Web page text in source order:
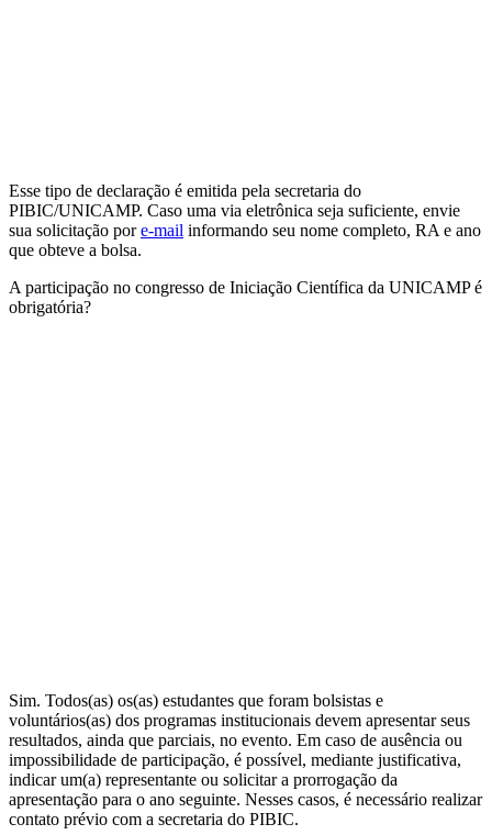
Esse tipo de declaração é emitida pela secretaria do
PIBIC/UNICAMP. Caso uma via eletrônica seja suficiente, envie
sua solicitação pore-mail informando seu nome completo, RA e ano
que obteve a bolsa.
A participação no congresso de Iniciação Científica da UNICAMP é
obrigatória?
Sim. Todos(as) os(as) estudantes que foram bolsistas e
voluntários(as) dos programas institucionais devem apresentar seus
resultados, ainda que parciais, no evento. Em caso de ausência ou
impossibilidade de participação, é possível, mediante justificativa,
indicar um(a) representante ou solicitar a prorrogação da
apresentação para o ano seguinte. Nesses casos, é necessário realizar
contato prévio com a secretaria do PIBIC.